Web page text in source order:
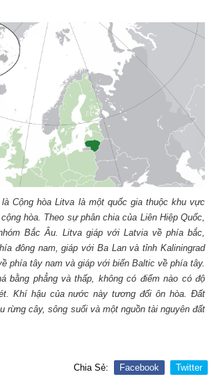
Cộng hòa Litva là một quốc gia thuộc khu vực
hòa. Theo sự phân chia của Liên Hiệp Quốc,
Bắc Âu. Litva giáp với Latvia về phía bắc,
đông nam, giáp với Ba Lan và tỉnh Kaliningrad
phía tây nam và giáp với biển Baltic về phía tây.
bằng phẳng và thấp, không có điểm nào có độ
Khí hậu của nước này tương đối ôn hòa. Đất
rừng cây, sông suối và một nguồn tài nguyên đất
Chia Sẻ: Facebook Twitter